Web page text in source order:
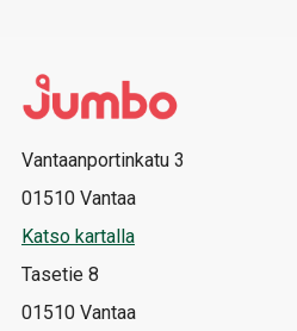
Vantaanportinkatu 3
01510 Vantaa
Katso kartalla
Tasetie 8
01510 Vantaa